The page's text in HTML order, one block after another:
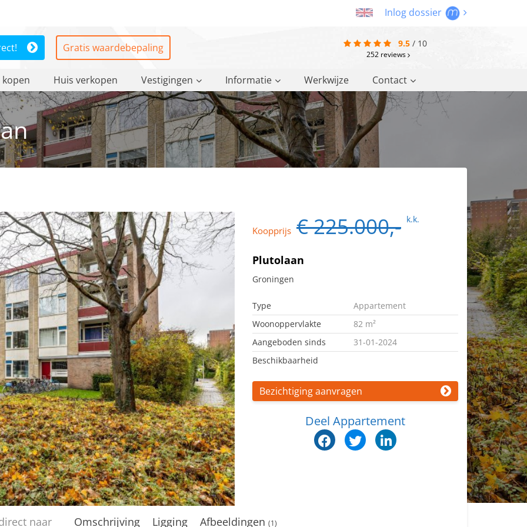
Inlog dossier
Gratis waardebepaling 9.5 / 10
252 reviews
Huis verkopen Vestigingen Informatie Werkwijze Contact
Koopprijs € 225.000,- k.k.
Plutolaan
Groningen
Type
Appartement
Woonoppervlakte
82 m²
Aangeboden sinds
31-01-2024
Beschikbaarheid
Bezichtiging aanvragen
Deel Appartement
naar Omschrijving Ligging Afbeeldingen (1)